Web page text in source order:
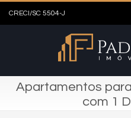
CRECI/SC 5504-J
Apartamentos
com 1